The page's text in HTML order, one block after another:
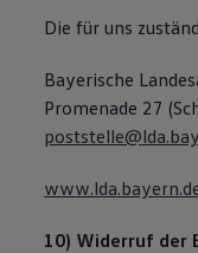
Die für uns
Bayerische
Promenade 27
10) Widerruf der